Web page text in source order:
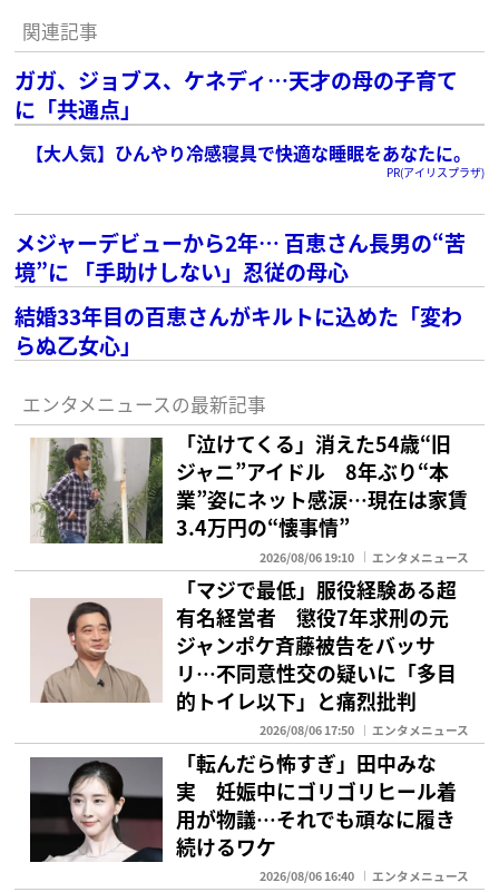
関連記事
ガガ、ジョブス、ケネディ…天才の母の子育て
に「共通点」
【大人気】ひんやり冷感寝具で快適な睡眠をあなたに。
PR(アイリスプラザ)
メジャーデビューから2年… 百恵さん長男の“苦
境”に 「手助けしない」忍従の母心
結婚33年目の百恵さんがキルトに込めた「変わ
らぬ乙女心」
エンタメニュースの最新記事
「泣けてくる」消えた54歳“旧
ジャニ”アイドル 8年ぶり“本
業”姿にネット感涙…現在は家賃
3.4万円の“懐事情”
2026/08/06 19:10 エンタメニュース
「マジで最低」服役経験ある超
有名経営者 懲役7年求刑の元
ジャンポケ斉藤被告をバッサ
リ…不同意性交の疑いに「多目
的トイレ以下」と痛烈批判
2026/08/06 17:50 エンタメニュース
「転んだら怖すぎ」田中みな
実 妊娠中にゴリゴリヒール着
用が物議…それでも頑なに履き
続けるワケ
2026/08/06 16:40 エンタメニュース